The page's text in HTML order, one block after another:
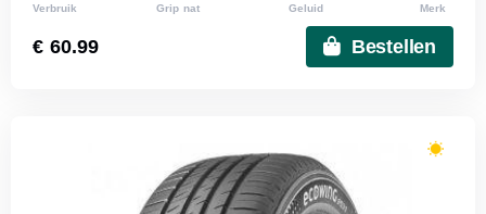
Verbruik Grip nat Geluid Merk
€ 60.99 Bestellen